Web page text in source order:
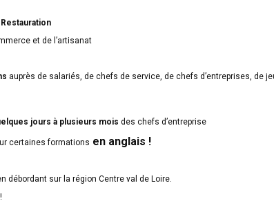
et de l’artisanat
auprès de salariés, de chefs de service, de chefs d’entreprises, de
jours à plusieurs mois des chefs d’entreprise
certaines formations en anglais !
débordant sur la région Centre val de Loire.